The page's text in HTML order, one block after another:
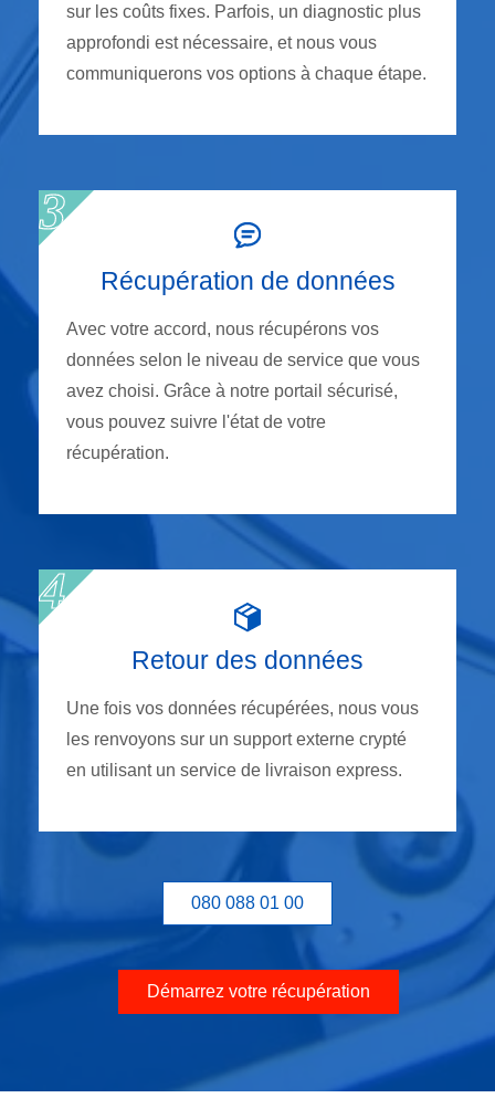
sur les coûts fixes. Parfois, un diagnostic plus
approfondi est nécessaire, et nous vous
communiquerons vos options à chaque étape.
Récupération de données
Avec votre accord, nous récupérons vos
données selon le niveau de service que vous
avez choisi. Grâce à notre portail sécurisé,
vous pouvez suivre l'état de votre
récupération.
Retour des données
Une fois vos données récupérées, nous vous
les renvoyons sur un support externe crypté
en utilisant un service de livraison express.
080 088 01 00
Démarrez votre récupération